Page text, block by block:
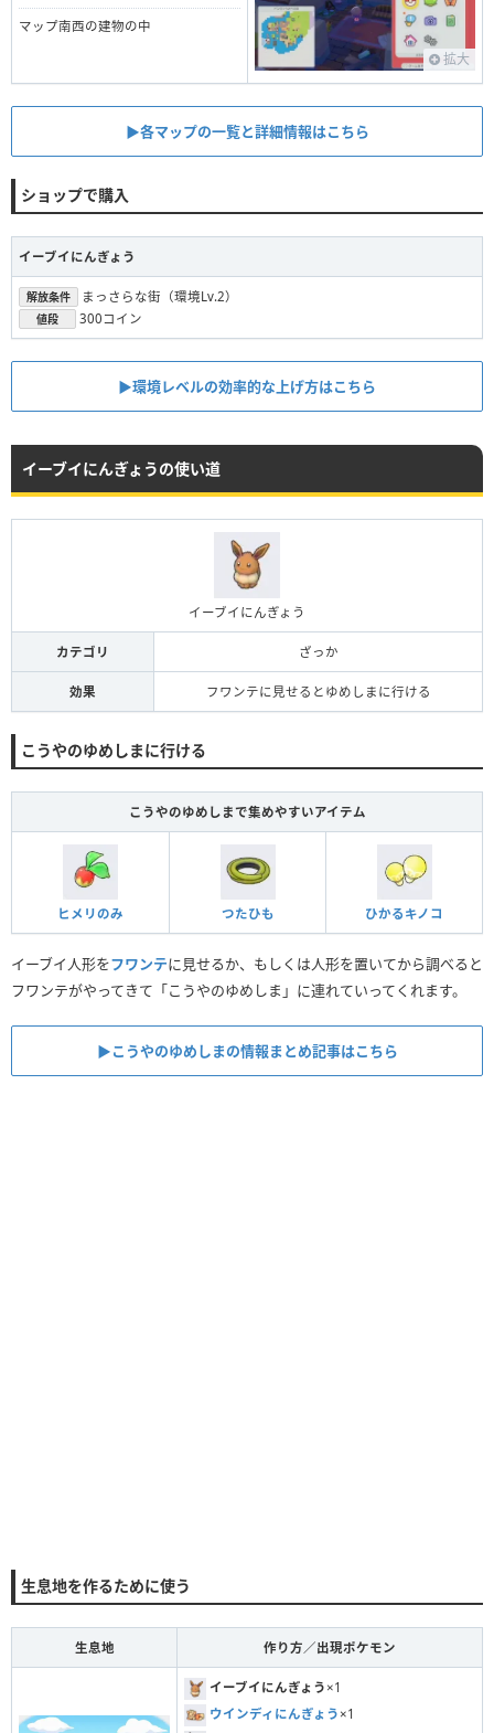
マップ南西の建物の中
拡大
▶︎各マップの一覧と詳細情報はこちら
ショップで購入
イーブイにんぎょう
解放条件 まっさらな街（環境Lv.2）
値段 300コイン
▶︎環境レベルの効率的な上げ方はこちら
イーブイにんぎょうの使い道
イーブイにんぎょう
カテゴリ ざっか
効果 フワンテに見せるとゆめしまに行ける
こうやのゆめしまに行ける
こうやのゆめしまで集めやすいアイテム
ヒメリのみ つたひも ひかるキノコ
イーブイ人形をフワンテに見せるか、もしくは人形を置いてから調べると
フワンテがやってきて「こうやのゆめしま」に連れていってくれます。
▶︎こうやのゆめしまの情報まとめ記事はこちら
生息地を作るために使う
生息地 作り方／出現ポケモン
イーブイにんぎょう ×1
ウインディにんぎょう ×1